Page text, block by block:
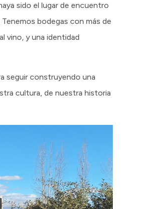
sido el lugar de encuentro
bodegas con más de
vino, y una identidad
seguir construyendo una
cultura, de nuestra historia